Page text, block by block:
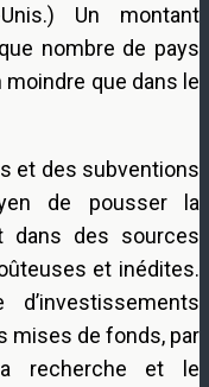
Un montant
nombre de pays
que dans le
et des subventions
de pousser la
dans des sources
et inédites.
mises de fonds, par
recherche et le